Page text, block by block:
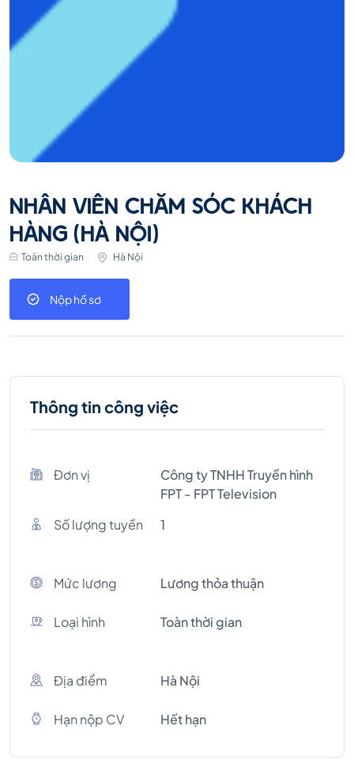
NHÂN VIÊN CHĂM SÓC KHÁCH
HÀNG (HÀ NỘI)
Toàn thời gian Hà Nội
Nộp hồ sơ
Thông tin công việc
Đơn vị
Công ty TNHH Truyền hình
FPT - FPT Television
Số lượng tuyền
1
Mức lương Lương thỏa thuận
Loại hình Toàn thời gian
Địa điểm Hà Nội
Hạn nộp CV Hết hạn